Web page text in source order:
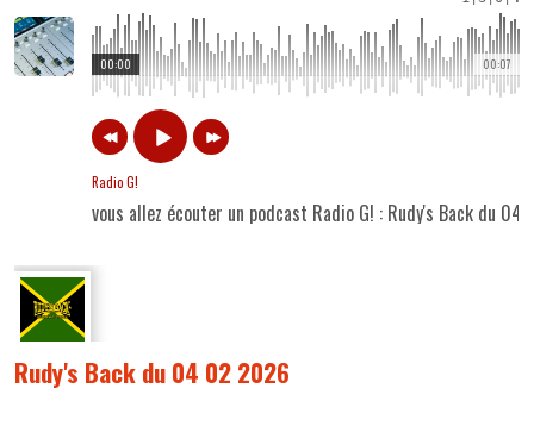
00:07
00:00
Radio G!
vous allez écouter un podcast Radio G! : Rudy's Back du 04
Rudy's Back du 04 02 2026